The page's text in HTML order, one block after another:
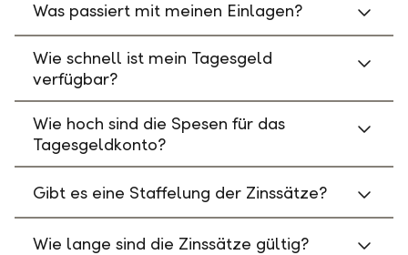
Was passiert mit meinen Einlagen?
Wie schnell ist mein Tagesgeld
verfügbar?
Wie hoch sind die Spesen für das
Tagesgeldkonto?
Gibt es eine Staffelung der Zinssätze?
Wie lange sind die Zinssätze gültig?